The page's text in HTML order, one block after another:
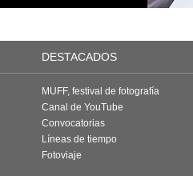
DESTACADOS
MUFF, festival de fotografía
Canal de YouTube
Convocatorias
Líneas de tiempo
Fotoviaje